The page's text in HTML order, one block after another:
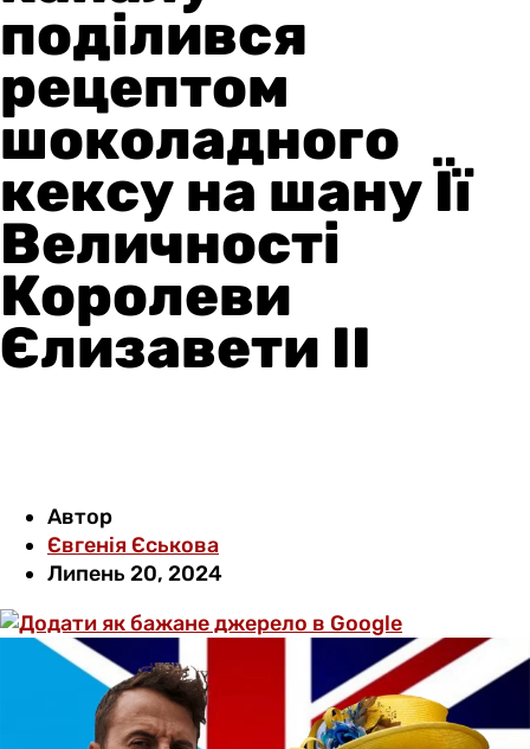
поділився
рецептом
шоколадного
кексу на шану Її
Величності
Королеви
Єлизавети II
Автор
Євгенія Єськова
Липень 20, 2024